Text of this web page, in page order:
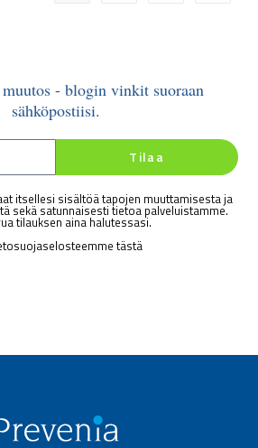
- blogin vinkit suoraan
sähköpostiisi.
Tilaa
itsellesi sisältöä tapojen muuttamisesta ja
sekä satunnaisesti tietoa palveluistamme.
tilauksen aina halutessasi.
tästä